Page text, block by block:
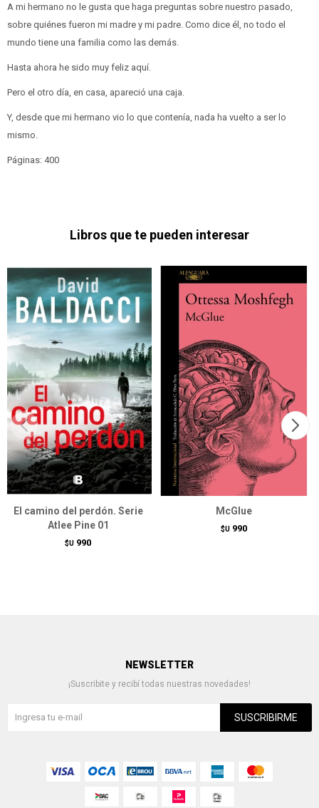
A mi hermano no le gusta que haga preguntas sobre nuestro pasado,
sobre quiénes fueron mi madre y mi padre. Como dice él, no todo el
mundo tiene una familia como las demás.
Hasta ahora he sido muy feliz aquí.
Pero el otro día, en casa, apareció una caja.
Y, desde que mi hermano vio lo que contenía, nada ha vuelto a ser lo
mismo.
Páginas: 400
Libros que te pueden interesar
El camino del perdón. Serie
Atlee Pine 01
$U 990
McGlue
$U 990
NEWSLETTER
¡Suscribite y recibí todas nuestras novedades!
SUSCRIBIRME